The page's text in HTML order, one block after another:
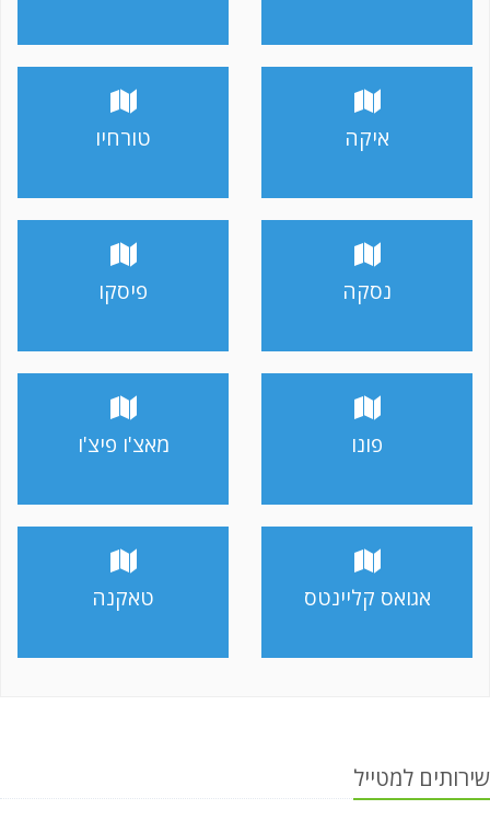
איקה טורחיו
נסקה פיסקו
פונו מאצ'ו פיצ'ו
אגואס קליינטס טאקנה
שירותים למטייל